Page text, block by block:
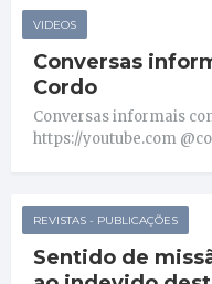
VIDEOS
Conversas
Cordo
Conversas informais
https://youtube.com
REVISTAS - PUBLICAÇÕES
Sentido de